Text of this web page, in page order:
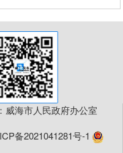
威海市人民政府办公室
备2021041281号-1